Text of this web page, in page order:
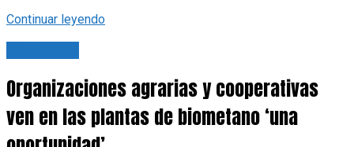
Continuar leyendo
Organizaciones agrarias y cooperativas
ven en las plantas de biometano ‘una